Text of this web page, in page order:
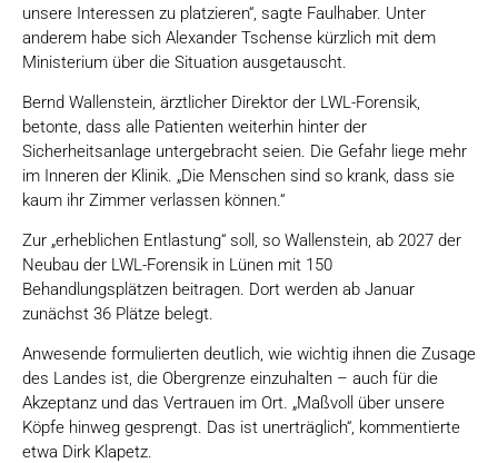
unsere Interessen zu platzieren“, sagte Faulhaber. Unter
anderem habe sich Alexander Tschense kürzlich mit dem
Ministerium über die Situation ausgetauscht.
Bernd Wallenstein, ärztlicher Direktor der LWL-Forensik,
betonte, dass alle Patienten weiterhin hinter der
Sicherheitsanlage untergebracht seien. Die Gefahr liege mehr
im Inneren der Klinik. „Die Menschen sind so krank, dass sie
kaum ihr Zimmer verlassen können.“
Zur „erheblichen Entlastung“ soll, so Wallenstein, ab 2027 der
Neubau der LWL-Forensik in Lünen mit 150
Behandlungsplätzen beitragen. Dort werden ab Januar
zunächst 36 Plätze belegt.
Anwesende formulierten deutlich, wie wichtig ihnen die Zusage
des Landes ist, die Obergrenze einzuhalten – auch für die
Akzeptanz und das Vertrauen im Ort. „Maßvoll über unsere
Köpfe hinweg gesprengt. Das ist unerträglich“, kommentierte
etwa Dirk Klapetz.